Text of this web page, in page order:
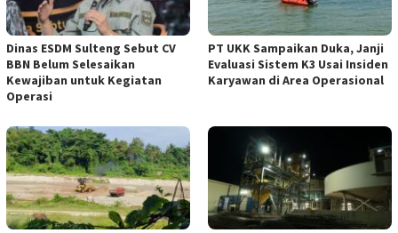
Dinas ESDM Sulteng Sebut CV
BBN Belum Selesaikan
Kewajiban untuk Kegiatan
Operasi
PT UKK Sampaikan Duka, Janji
Evaluasi Sistem K3 Usai Insiden
Karyawan di Area Operasional